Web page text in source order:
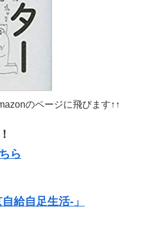
のページに飛びます↑↑
ら
給自足生活-」